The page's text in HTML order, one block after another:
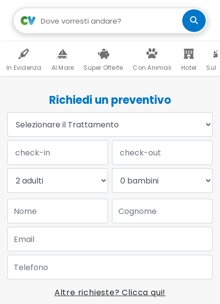
In Evidenza Al Mare Super Offerte Con Animali Hotel Sul
Richiedi un preventivo
Altre richieste? Clicca qui!